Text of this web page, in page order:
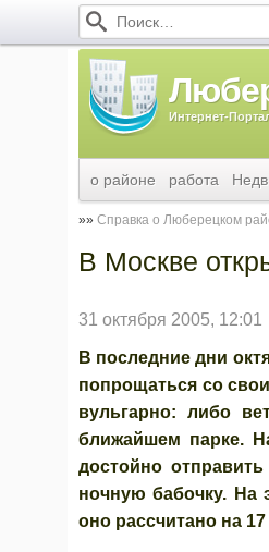
Интернет-
о районе работа
Справка о Люберецком
В Москве
31 октября 2005, 12:01
В последние дни
попрощаться со
вульгарно: либо
ближайшем парке.
достойно
ночную бабочку. На
оно рассчитано на